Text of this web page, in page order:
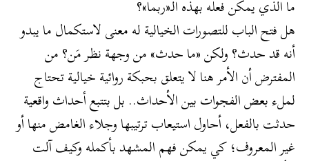
ما الذي يمكن فعله بهذه الـ«ربما»؟
هل فتح الباب للتصورات الخيالية له معنى لاستكمال ما يبدو
أنه قد حدث؟ ولكن «ما حدث» من وجهة نظر مَن؟ من
المفترض أن الأمر هنا لا يتعلق بحبكة روائية خيالية تحتاج
لملء بعض الفجوات بين الأحداث.. بل بتتبع أحداث واقعية
حدثت بالفعل، أحاول استيعاب ترتيبها وجلاء الغامض منها أو
غير المعروف؛ كي يمكن فهم المشهد بأكمله وكيف آلت